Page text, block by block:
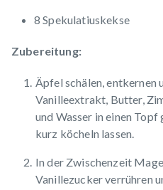
8 Spekulatiuskekse
Zubereitung:
Äpfel schälen, entkernen
Vanilleextrakt, Butter,
und Wasser in einen Topf
kurz köcheln lassen.
In der Zwischenzeit
Vanillezucker verrühren